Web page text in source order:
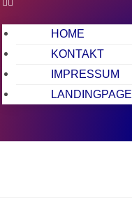
HOME
KONTAKT
IMPRESSUM
LANDINGPAGE